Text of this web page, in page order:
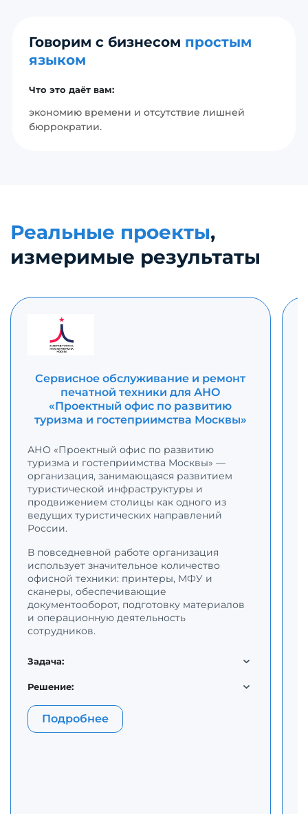
Говорим с бизнесом простым
языком
Что это даёт вам:
экономию времени и отсутствие лишней
бюррократии.
Реальные проекты,
измеримые результаты
Сервисное обслуживание и ремонт
печатной техники для АНО
«Проектный офис по развитию
туризма и гостеприимства Москвы»
АНО «Проектный офис по развитию
туризма и гостеприимства Москвы» —
организация, занимающаяся развитием
туристической инфраструктуры и
продвижением столицы как одного из
ведущих туристических направлений
России.
В повседневной работе организация
использует значительное количество
офисной техники: принтеры, МФУ и
сканеры, обеспечивающие
документооборот, подготовку материалов
и операционную деятельность
сотрудников.
Задача:
Решение:
Подробнее